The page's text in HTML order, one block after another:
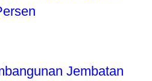
Jembatan